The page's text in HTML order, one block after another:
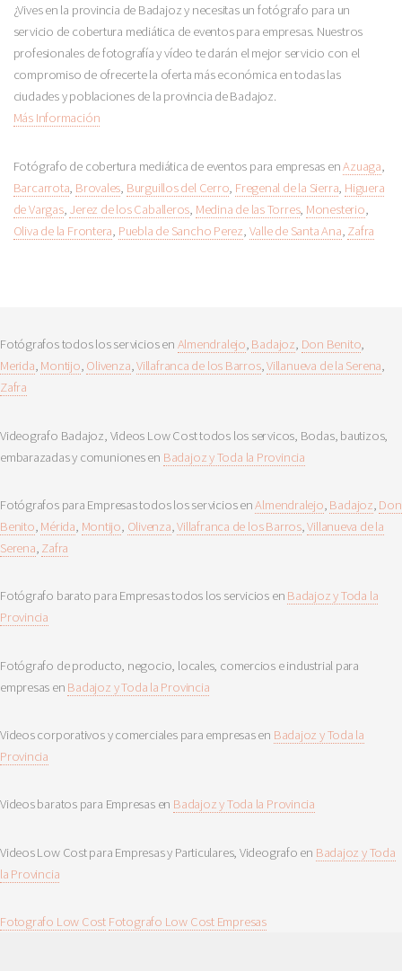
¿Vives en la provincia de Badajoz y necesitas un fotógrafo para un
servicio de cobertura mediática de eventos para empresas. Nuestros
profesionales de fotografía y vídeo te darán el mejor servicio con el
compromiso de ofrecerte la oferta más económica en todas las
ciudades y poblaciones de la provincia de Badajoz.
Más Información
Fotógrafo de cobertura mediática de eventos para empresas enAzuaga,
Barcarrota, Brovales, Burguillos del Cerro, Fregenal de la Sierra, Higuera
de Vargas, Jerez de los Caballeros, Medina de las Torres, Monesterio,
Oliva de la Frontera, Puebla de Sancho Perez, Valle de Santa Ana, Zafra
Fotógrafos todos los servicios en Almendralejo, Badajoz, Don Benito,
Merida, Montijo, Olivenza,Villafranca de los Barros,Villanueva de la Serena,
Zafra
Videografo Badajoz, Videos Low Cost todos los servicos, Bodas, bautizos,
embarazadas y comuniones en Badajoz y Toda la Provincia
Fotógrafos para Empresas todos los servicios enAlmendralejo, Badajoz, Don
Benito, Mérida, Montijo, Olivenza,Villafranca de los Barros,Villanueva de la
Serena, Zafra
Fotógrafo barato para Empresas todos los servicios en Badajoz y Toda la
Provincia
Fotógrafo de producto, negocio, locales, comercios e industrial para
empresas en Badajoz y Toda la Provincia
Videos corporativos y comerciales para empresas en Badajoz y Toda la
Provincia
Videos baratos para Empresas en Badajoz y Toda la Provincia
Videos Low Cost para Empresas y Particulares, Videografo en Badajoz y Toda
la Provincia
Fotografo Low Cost Fotografo Low Cost Empresas